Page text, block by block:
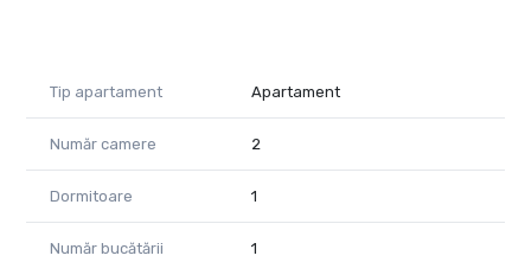
cumpărătorului
Confort: 1
- Detalii imobil:
Tip apartament Apartament
Număr camere 2
Dormitoare 1
Număr bucătării 1